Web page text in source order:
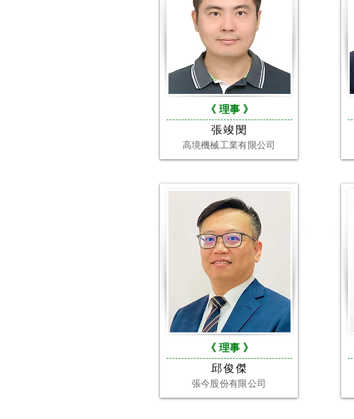
《 理事 》
張竣閔
高境機械工業有限公司
《 理事 》
邱俊傑
張今股份有限公司